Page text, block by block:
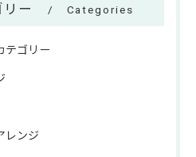
リー Categories
テゴリー
レンジ